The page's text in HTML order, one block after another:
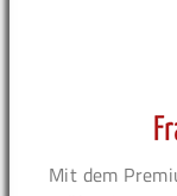
Mit dem